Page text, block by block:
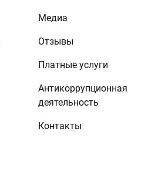
Медиа
Отзывы
Платные услуги
Антикоррупционная
деятельность
Контакты